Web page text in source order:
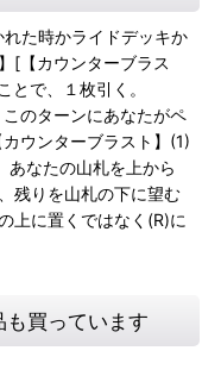
れた時かライドデッキか
[【カウンターブラス
とで、１枚引く。
このターンにあなたがペ
ウンターブラスト】(1)
なたの山札を上から
残りを山札の下に望む
上に置くではなく(R)に
買っています